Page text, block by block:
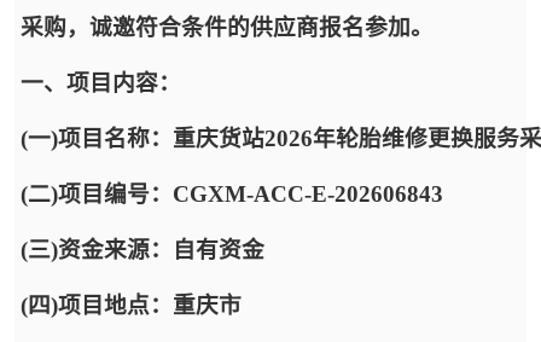
采购，诚邀符合条件的供应商报名参加。
一、项目内容：
(一)项目名称：重庆货站2026年轮胎维修更换服务
(二)项目编号：CGXM-ACC-E-202606843
(三)资金来源：自有资金
(四)项目地点：重庆市